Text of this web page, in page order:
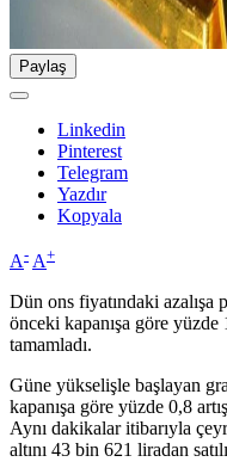
Paylaş
Linkedin
Pinterest
Telegram
Yazdır
Kopyala
A- A+
Dün ons fiyatındaki azalışa
önceki kapanışa göre
tamamladı.
Güne yükselişle başlayan
kapanışa göre yüzde 0,8
Aynı dakikalar itibarıyla
altını 43 bin 621 liradan